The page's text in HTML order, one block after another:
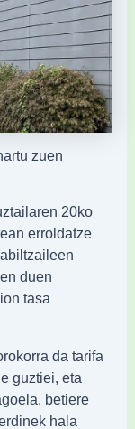
zuen
20ko
erroldatze
duen
tasa
da tarifa
guztiei, eta
betiere
hala